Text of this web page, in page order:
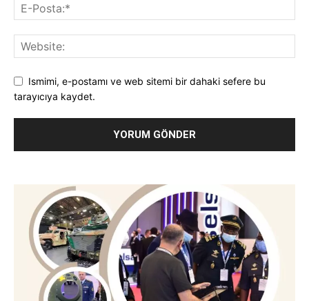
Ismimi, e-postamı ve web sitemi bir dahaki sefere bu
tarayıcıya kaydet.